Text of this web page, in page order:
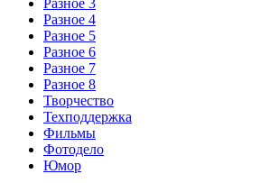
Разное 4
Разное 5
Разное 6
Разное 7
Разное 8
Творчество
Техподдержка
Фильмы
Фотодело
Юмор